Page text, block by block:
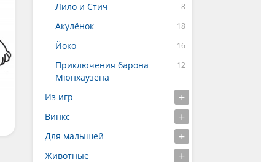
Лило и Стич
Акулёнок
Йоко
Приключения барона
Мюнхаузена
Из игр
Винкс
Для малышей
Животные